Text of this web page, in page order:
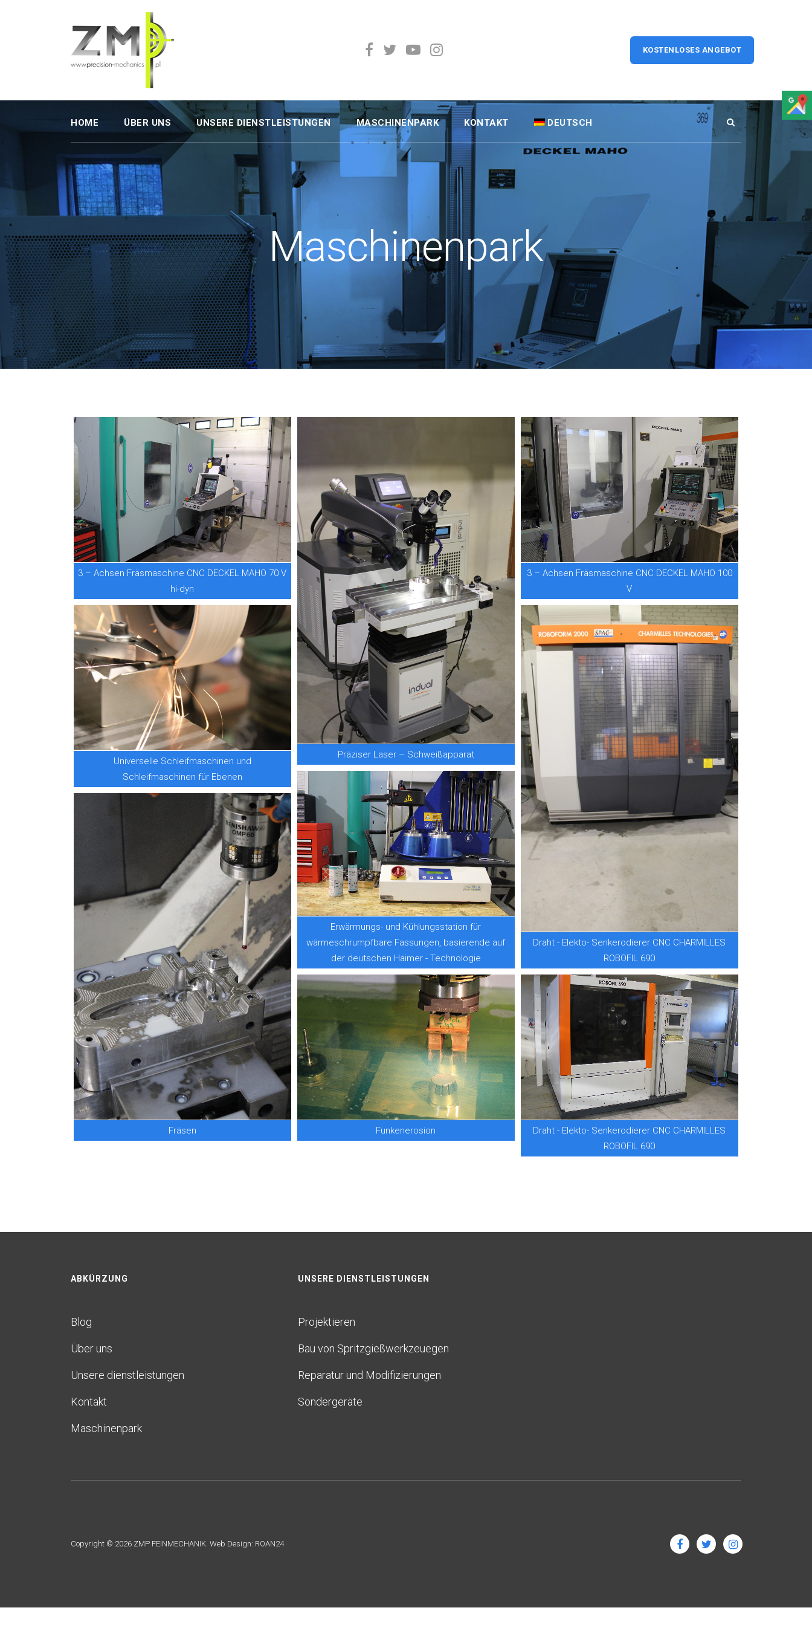
KOSTENLOSES ANGEBOT
HOME ÜBER UNS UNSERE DIENSTLEISTUNGEN MASCHINENPARK KONTAKT DEUTSCH
Maschinenpark
3 – Achsen Fräsmaschine CNC DECKEL MAHO 70 V
hi-dyn
Präziser Laser – Schweißapparat
3 – Achsen Fräsmaschine CNC DECKEL MAHO 100
V
Universelle Schleifmaschinen und
Schleifmaschinen für Ebenen
Draht - Elekto- Senkerodierer CNC CHARMILLES
ROBOFIL 690
Erwärmungs- und Kühlungsstation für
wärmeschrumpfbare Fassungen, basierende auf
der deutschen Haimer - Technologie
Fräsen Funkenerosion
Draht - Elekto- Senkerodierer CNC CHARMILLES
ROBOFIL 690
ABKÜRZUNG
Blog
Über uns
Unsere dienstleistungen
Kontakt
Maschinenpark
UNSERE DIENSTLEISTUNGEN
Projektieren
Bau von Spritzgießwerkzeuegen
Reparatur und Modifizierungen
Sondergeräte
Copyright © 2026 ZMP FEINMECHANIK. Web Design: ROAN24